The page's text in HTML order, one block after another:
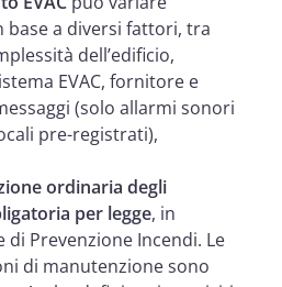
base a diversi fattori, tra
dell’edificio,
EVAC, fornitore e
(solo allarmi sonori
pre-registrati),
ordinaria degli
per legge, in
di Prevenzione Incendi. Le
di manutenzione sono